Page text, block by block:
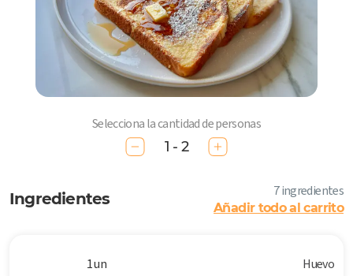
Selecciona la cantidad de personas
1 - 2
Ingredientes 7 ingredientes
Añadir todo al carrito
1 un Huevo